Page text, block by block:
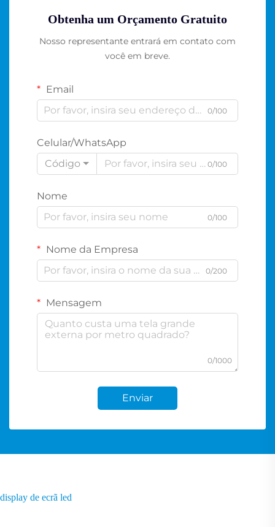
Obtenha um Orçamento Gratuito
Nosso representante entrará em contato com
você em breve.
Email
0/100
Celular/WhatsApp
Código
0/100
Nome
0/100
Nome da Empresa
0/200
Mensagem
0/1000
Enviar
display de ecrã led